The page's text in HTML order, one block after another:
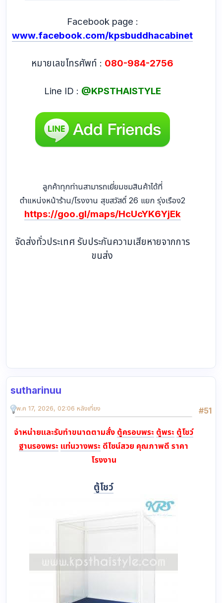
Facebook page :
www.facebook.com/kpsbuddhacabinet
หมายเลขโทรศัพท์ : 080-984-2756
Line ID : @KPSTHAISTYLE
ลูกค้าทุกท่านสามารถเยี่ยมชมสินค้าได้ที่
ตำแหน่งหน้าร้าน/โรงงาน สุขสวัสดิ์ 26 แยก รุ่งเรือง2
https://goo.gl/maps/HcUcYK6YjEk
จัดส่งทั่วประเทศ รับประกันความเสียหายจากการ
ขนส่ง
sutharinuu
#51
พ.ค 17, 2026, 02:06 หลังเที่ยง
จำหน่ายและรับทำขนาดตามสั่ง ตู้ครอบพระ ตู้พระ ตู้โชว์
ฐานรองพระ แท่นวางพระ ดีไซน์สวย คุณภาพดี ราคา
โรงงาน
ตู้โชว์